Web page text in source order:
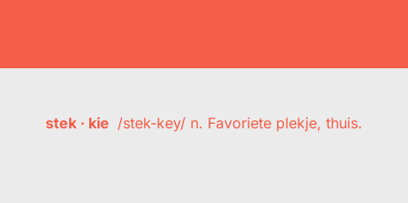
stek · kie /stek-key/ n. Favoriete plekje, thuis.